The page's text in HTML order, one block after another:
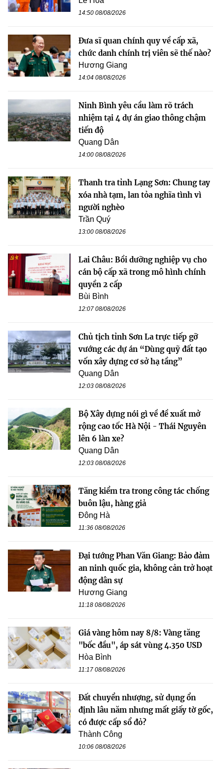
14:50 08/08/2026
Đưa sĩ quan chính quy về cấp xã,
chức danh chính trị viên sẽ thế nào?
Hương Giang
14:04 08/08/2026
Ninh Bình yêu cầu làm rõ trách
nhiệm tại 4 dự án giao thông chậm
tiến độ
Quang Dân
14:00 08/08/2026
Thanh tra tỉnh Lạng Sơn: Chung tay
xóa nhà tạm, lan tỏa nghĩa tình vì
người nghèo
Trần Quý
13:00 08/08/2026
Lai Châu: Bồi dưỡng nghiệp vụ cho
cán bộ cấp xã trong mô hình chính
quyền 2 cấp
Bùi Bình
12:07 08/08/2026
Chủ tịch tỉnh Sơn La trực tiếp gỡ
vướng các dự án “Dùng quỹ đất tạo
vốn xây dựng cơ sở hạ tầng”
Quang Dân
12:03 08/08/2026
Bộ Xây dựng nói gì về đề xuất mở
rộng cao tốc Hà Nội - Thái Nguyên
lên 6 làn xe?
Quang Dân
12:03 08/08/2026
Tăng kiểm tra trong công tác chống
buôn lậu, hàng giả
Đông Hà
11:36 08/08/2026
Đại tướng Phan Văn Giang: Bảo đảm
an ninh quốc gia, không cản trở hoạt
động dân sự
Hương Giang
11:18 08/08/2026
Giá vàng hôm nay 8/8: Vàng tăng
"bốc đầu", áp sát vùng 4.350 USD
Hòa Bình
11:17 08/08/2026
Đất chuyển nhượng, sử dụng ổn
định lâu năm nhưng mất giấy tờ gốc,
có được cấp sổ đỏ?
Thành Công
10:06 08/08/2026